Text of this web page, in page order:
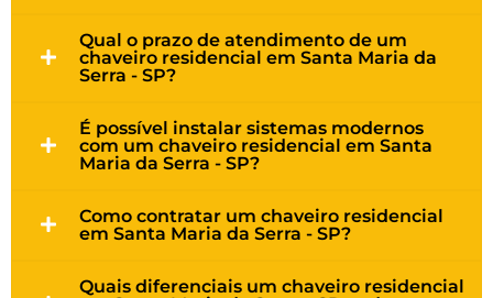
Qual o prazo de atendimento de um
chaveiro residencial em Santa Maria da
Serra - SP?
É possível instalar sistemas modernos
com um chaveiro residencial em Santa
Maria da Serra - SP?
Como contratar um chaveiro residencial
em Santa Maria da Serra - SP?
Quais diferenciais um chaveiro residencial